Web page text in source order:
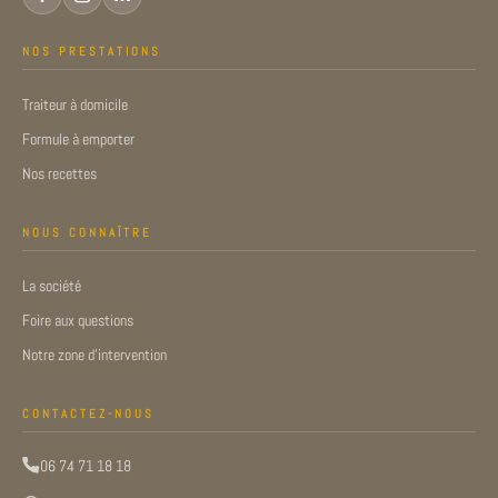
NOS PRESTATIONS
Traiteur à domicile
Formule à emporter
Nos recettes
NOUS CONNAÎTRE
La société
Foire aux questions
Notre zone d’intervention
CONTACTEZ-NOUS
06 74 71 18 18